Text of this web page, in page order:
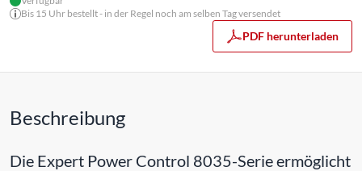
Bis 15 Uhr bestellt - in der Regel noch am selben Tag versendet
PDF herunterladen
Beschreibung
Die Expert Power Control 8035-Serie ermöglicht